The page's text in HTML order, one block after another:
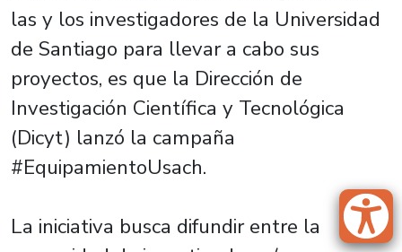
las y los investigadores de la Universidad
de Santiago para llevar a cabo sus
proyectos, es que la Dirección de
Investigación Científica y Tecnológica
(Dicyt) lanzó la campaña
#EquipamientoUsach.
La iniciativa busca difundir entre la